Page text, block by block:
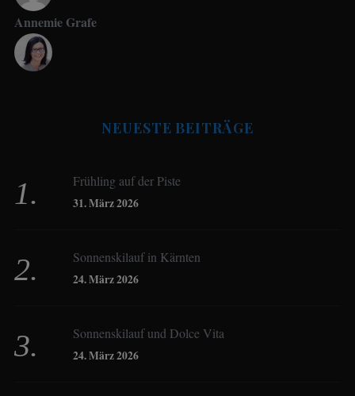
Annemie Grafe
Birgit Werner
Christoph Schrahe
NEUESTE BEITRÄGE
Frühling auf der Piste
31. März 2026
Sonnenskilauf in Kärnten
24. März 2026
Sonnenskilauf und Dolce Vita
24. März 2026